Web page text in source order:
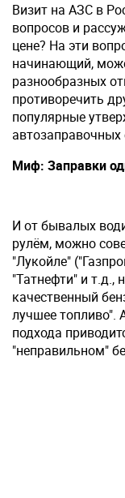
Визит на АЗС в
вопросов и
цене? На эти
начинающий,
разнообразных
противоречить
популярные
автозаправочных
Миф: Заправки
И от бывалых
рулём, можно
"Лукойле"
"Татнефти" и т.д.,
качественный
лучшее топливо".
подхода
"неправильном"